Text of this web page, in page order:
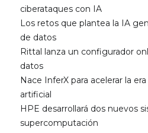
ciberataques con IA
Los retos que plantea la IA
de datos
Rittal lanza un configurador
datos
Nace InferX para acelerar la
artificial
HPE desarrollará dos nuevos
supercomputación